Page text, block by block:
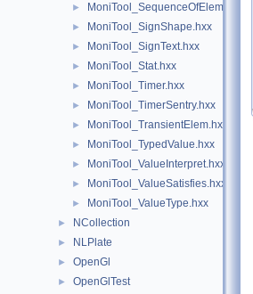
► MoniTool_SequenceOfElement.hxx
► MoniTool_SignShape.hxx
► MoniTool_SignText.hxx
► MoniTool_Stat.hxx
► MoniTool_Timer.hxx
► MoniTool_TimerSentry.hxx
► MoniTool_TransientElem.hxx
► MoniTool_TypedValue.hxx
► MoniTool_ValueInterpret.hxx
► MoniTool_ValueSatisfies.hxx
► MoniTool_ValueType.hxx
► NCollection
► NLPlate
► OpenGl
► OpenGlTest